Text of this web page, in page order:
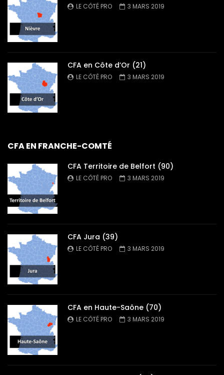
LE CÔTÉ PRO 3 MARS 2019
CFA en Côte d’Or (21)
LE CÔTÉ PRO 3 MARS 2019
CFA EN FRANCHE-COMTÉ
CFA Territoire de Belfort (90)
LE CÔTÉ PRO 3 MARS 2019
CFA Jura (39)
LE CÔTÉ PRO 3 MARS 2019
CFA en Haute-Saône (70)
LE CÔTÉ PRO 3 MARS 2019